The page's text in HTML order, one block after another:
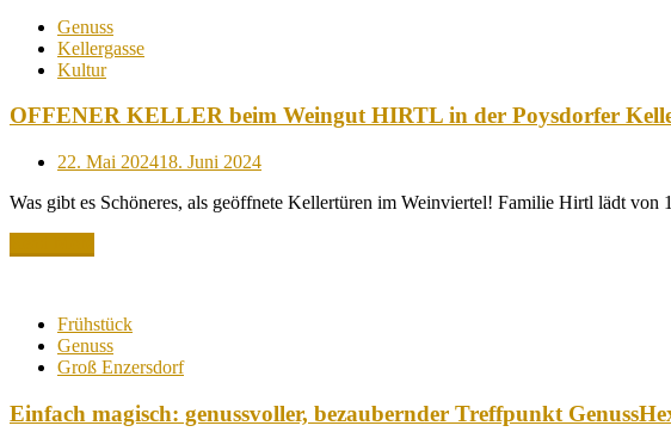
Genuss
Kellergasse
Kultur
OFFENER KELLER beim Weingut HIRTL in der Poysdorfer
Posted
22. Mai 202418. Juni 2024
Was gibt es Schöneres, als geöffnete Kellertüren im Weinviertel! Familie Hirtl lädt von
Frühstück
Genuss
Groß Enzersdorf
Einfach magisch: genussvoller, bezaubernder Treffpunkt